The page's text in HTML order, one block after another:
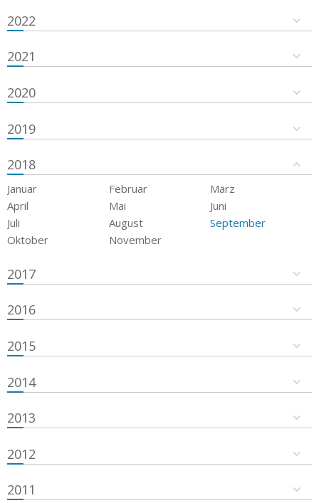
2022
2021
2020
2019
2018
Januar Februar
März
April
Mai
Juni
Juli
August
September
Oktober
November
2017
2016
2015
2014
2013
2012
2011